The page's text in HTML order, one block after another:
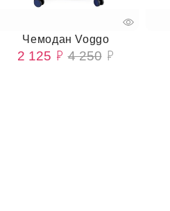
Чемодан Voggo
2 125 4 250